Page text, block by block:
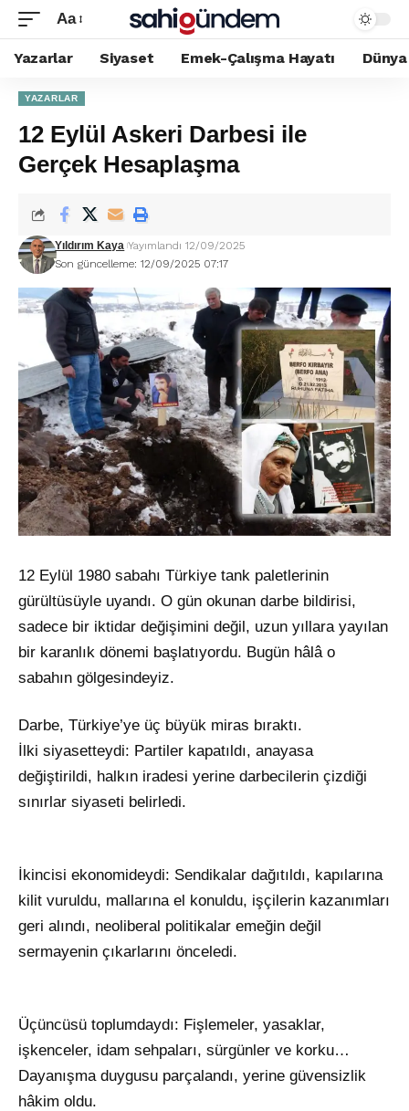
Aa
Yazarlar Siyaset Emek-Çalışma Hayatı Dünya
YAZARLAR
12 Eylül Askeri Darbesi ile
Gerçek Hesaplaşma
Son güncelleme: 12/09/2025 07:17
Yıldırım Kaya Yayımlandı 12/09/2025
12 Eylül 1980 sabahı Türkiye tank paletlerinin
gürültüsüyle uyandı. O gün okunan darbe bildirisi,
sadece bir iktidar değişimini değil, uzun yıllara yayılan
bir karanlık dönemi başlatıyordu. Bugün hâlâ o
sabahın gölgesindeyiz.
Darbe, Türkiye’ye üç büyük miras bıraktı.
İlki siyasetteydi: Partiler kapatıldı, anayasa
değiştirildi, halkın iradesi yerine darbecilerin çizdiği
sınırlar siyaseti belirledi.
İkincisi ekonomideydi: Sendikalar dağıtıldı, kapılarına
kilit vuruldu, mallarına el konuldu, işçilerin kazanımları
geri alındı, neoliberal politikalar emeğin değil
sermayenin çıkarlarını önceledi.
Üçüncüsü toplumdaydı: Fişlemeler, yasaklar,
işkenceler, idam sehpaları, sürgünler ve korku…
Dayanışma duygusu parçalandı, yerine güvensizlik
hâkim oldu.